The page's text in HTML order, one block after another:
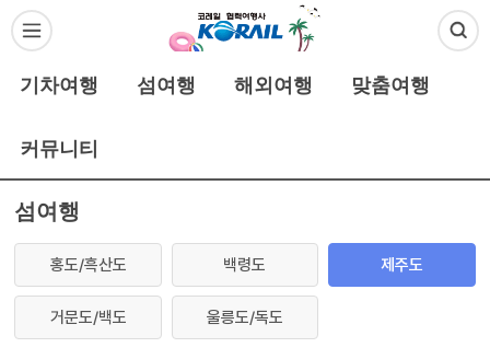
기차여행 섬여행 해외여행 맞춤여행
커뮤니티
섬여행
홍도/흑산도 백령도 제주도
거문도/백도 울릉도/독도